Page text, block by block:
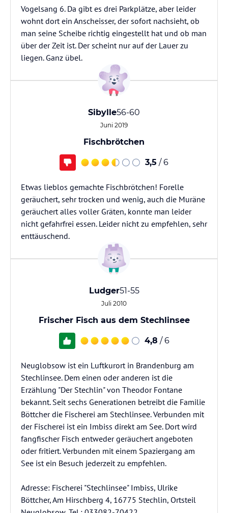
Vogelsang 6. Da gibt es drei Parkplätze, aber leider
wohnt dort ein Anscheisser, der sofort nachsieht, ob
man seine Scheibe richtig eingestellt hat und ob man
über der Zeit ist. Der scheint nur auf der Lauer zu
liegen. Ganz übel.
Sibylle56-60
Juni 2019
Fischbrötchen
3,5 / 6
Etwas lieblos gemachte Fischbrötchen! Forelle
geräuchert, sehr trocken und wenig, auch die Muräne
geräuchert alles voller Gräten, konnte man leider
nicht gefahrfrei essen. Leider nicht zu empfehlen, sehr
enttäuschend.
Ludger51-55
Juli 2010
Frischer Fisch aus dem Stechlinsee
4,8 / 6
Neuglobsow ist ein Luftkurort in Brandenburg am
Stechlinsee. Dem einen oder anderen ist die
Erzählung "Der Stechlin" von Theodor Fontane
bekannt. Seit sechs Generationen betreibt die Familie
Böttcher die Fischerei am Stechlinsee. Verbunden mit
der Fischerei ist ein Imbiss direkt am See. Dort wird
fangfischer Fisch entweder geräuchert angeboten
oder fritiert. Verbunden mit einem Spaziergang am
See ist ein Besuch jederzeit zu empfehlen.
Adresse: Fischerei "Stechlinsee" Imbiss, Ulrike
Böttcher, Am Hirschberg 4, 16775 Stechlin, Ortsteil